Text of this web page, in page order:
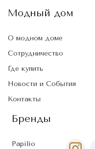
Модный дом
О модном доме
Сотрудничество
Где купить
Новости и События
Контакты
Бренды
Papilio